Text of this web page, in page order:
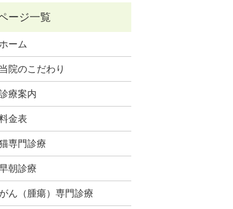
ーム
当院のこだわり
療案内
金表
専門診療
朝診療
がん（腫瘍）専門診療